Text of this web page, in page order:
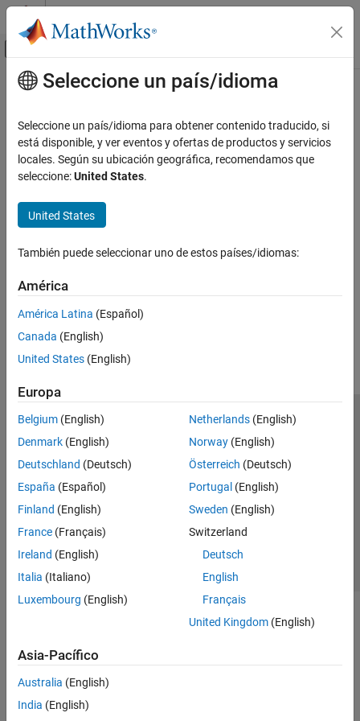
Saltar al contenido
Mostrar/ocultar menú de navegación
Inicio de Documentación
Contenido principal
¿Qué tan útil fue esta traducción?
Seleccione un país/idioma
Seleccione un país/idioma para obtener contenido traducido, si
está disponible, y ver eventos y ofertas de productos y servicios
locales. Según su ubicación geográfica, recomendamos que
seleccione:United States.
United States
También puede seleccionar uno de estos países/idiomas:
América
América Latina (Español)
Canada (English)
United States (English)
Europa
Belgium (English)
Denmark (English)
Deutschland (Deutsch)
España (Español)
Finland (English)
France (Français)
Ireland (English)
Italia (Italiano)
Luxembourg (English)
Netherlands(English)
Norway(English)
Österreich (Deutsch)
Portugal (English)
Sweden (English)
Switzerland
Deutsch
English
Français
United Kingdom(English)
Asia-Pacífico
Australia (English)
India (English)
Centro de confianza
Marcas comerciales
Política de privacidad
Antipiratería
Estado de las aplicaciones
Información de contacto
© 1994-2026 The MathWorks, Inc.